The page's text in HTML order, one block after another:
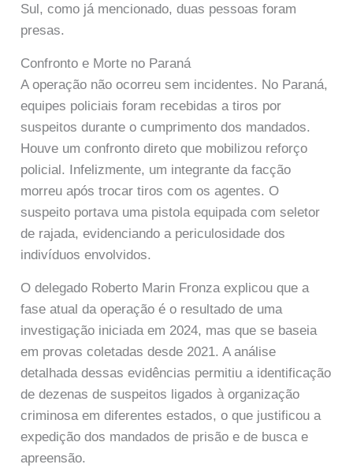
Sul, como já mencionado, duas pessoas foram
presas.
Confronto e Morte no Paraná
A operação não ocorreu sem incidentes. No Paraná,
equipes policiais foram recebidas a tiros por
suspeitos durante o cumprimento dos mandados.
Houve um confronto direto que mobilizou reforço
policial. Infelizmente, um integrante da facção
morreu após trocar tiros com os agentes. O
suspeito portava uma pistola equipada com seletor
de rajada, evidenciando a periculosidade dos
indivíduos envolvidos.
O delegado Roberto Marin Fronza explicou que a
fase atual da operação é o resultado de uma
investigação iniciada em 2024, mas que se baseia
em provas coletadas desde 2021. A análise
detalhada dessas evidências permitiu a identificação
de dezenas de suspeitos ligados à organização
criminosa em diferentes estados, o que justificou a
expedição dos mandados de prisão e de busca e
apreensão.